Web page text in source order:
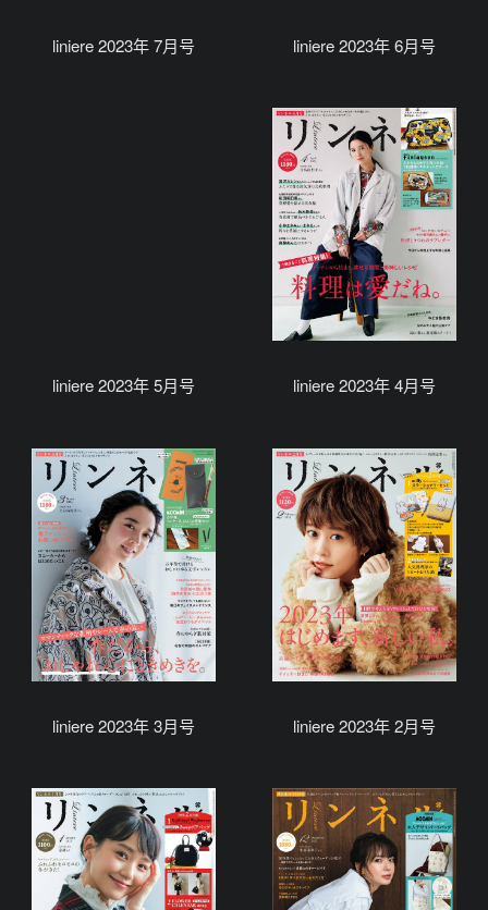
liniere 2023年 7月号 liniere 2023年 6月号
liniere 2023年 5月号 liniere 2023年 4月号
liniere 2023年 3月号 liniere 2023年 2月号